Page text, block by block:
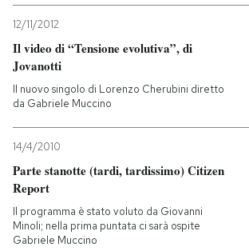
CALENDARIO
AREA PERSONALE
Entra
12/11/2012
Il video di “Tensione evolutiva”, di
Jovanotti
Il nuovo singolo di Lorenzo Cherubini diretto
da Gabriele Muccino
14/4/2010
Parte stanotte (tardi, tardissimo) Citizen
Report
Il programma è stato voluto da Giovanni
Minoli; nella prima puntata ci sarà ospite
Gabriele Muccino